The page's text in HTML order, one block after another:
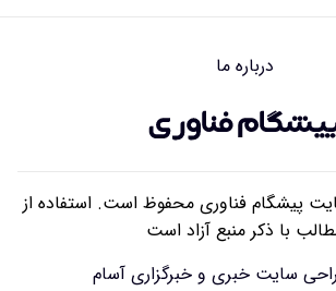
درباره ما
پیشگام فناوری محفوظ است. استفاده از
با ذکر منبع آزاد است
سایت خبری و خبرگزاری آسام